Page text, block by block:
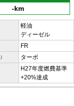
-km
軽油
ディーゼル
FR
ターボ
H27年度燃費基準
+20%達成